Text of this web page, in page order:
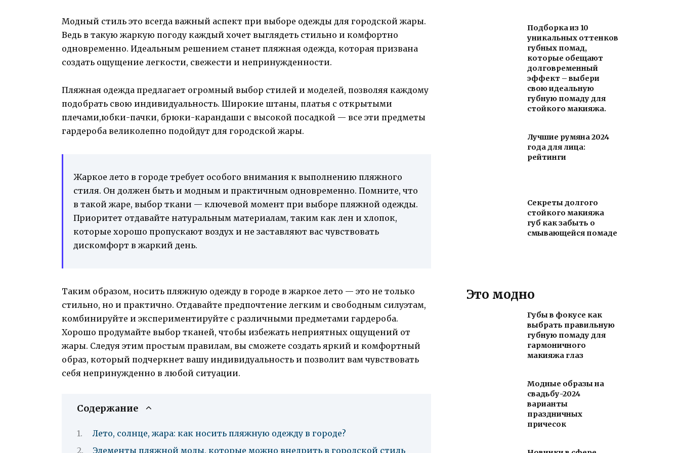
Модный стиль это всегда важный аспект при выборе одежды для городской жары.
Ведь в такую жаркую погоду каждый хочет выглядеть стильно и комфортно
одновременно. Идеальным решением станет пляжная одежда, которая призвана
создать ощущение легкости, свежести и непринужденности.
Пляжная одежда предлагает огромный выбор стилей и моделей, позволяя каждому
подобрать свою индивидуальность. Широкие штаны, платья с открытыми
плечами,юбки-пачки, брюки-карандаши с высокой посадкой — все эти предметы
гардероба великолепно подойдут для городской жары.
Жаркое лето в городе требует особого внимания к выполнению пляжного
стиля. Он должен быть и модным и практичным одновременно. Помните, что
в такой жаре, выбор ткани — ключевой момент при выборе пляжной одежды.
Приоритет отдавайте натуральным материалам, таким как лен и хлопок,
которые хорошо пропускают воздух и не заставляют вас чувствовать
дискомфорт в жаркий день.
Таким образом, носить пляжную одежду в городе в жаркое лето — это не только
стильно, но и практично. Отдавайте предпочтение легким и свободным силуэтам,
комбинируйте и экспериментируйте с различными предметами гардероба.
Хорошо продумайте выбор тканей, чтобы избежать неприятных ощущений от
жары. Следуя этим простым правилам, вы сможете создать яркий и комфортный
образ, который подчеркнет вашу индивидуальность и позволит вам чувствовать
себя непринужденно в любой ситуации.
Содержание
Лето, солнце, жара: как носить пляжную одежду в городе?
Элементы пляжной моды, которые можно внедрить в городской стиль
Подборка из 10
уникальных оттенков
губных помад,
которые обещают
долговременный
эффект – выбери
свою идеальную
губную помаду для
стойкого макияжа.
Лучшие румяна 2024
года для лица:
рейтинги
Секреты долгого
стойкого макияжа
губ как забыть о
смывающейся помаде
Это модно
Губы в фокусе как
выбрать правильную
губную помаду для
гармоничного
макияжа глаз
Модные образы на
свадьбу-2024
варианты
праздничных
причесок